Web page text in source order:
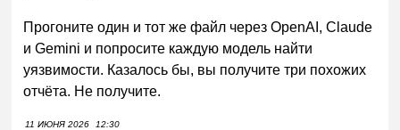
Прогоните один и тот же файл через OpenAI, Claude
и Gemini и попросите каждую модель найти
уязвимости. Казалось бы, вы получите три похожих
отчёта. Не получите.
11 ИЮНЯ 2026 12:30